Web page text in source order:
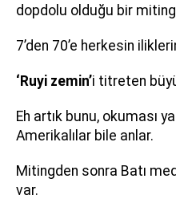
dopdolu olduğu bir
7’den 70’e herkesin
‘Ruyi zemin’i titreten
Eh artık bunu, okuması
Amerikalılar bile anlar.
Mitingden sonra Batı
var.